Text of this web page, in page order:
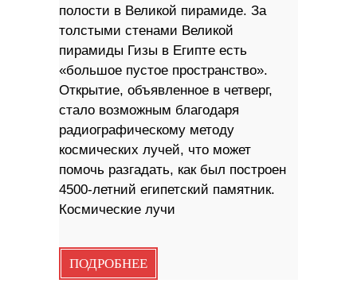
полости в Великой пирамиде. За
толстыми стенами Великой
пирамиды Гизы в Египте есть
«большое пустое пространство».
Открытие, объявленное в четверг,
стало возможным благодаря
радиографическому методу
космических лучей, что может
помочь разгадать, как был построен
4500-летний египетский памятник.
Космические лучи
ПОДРОБНЕЕ